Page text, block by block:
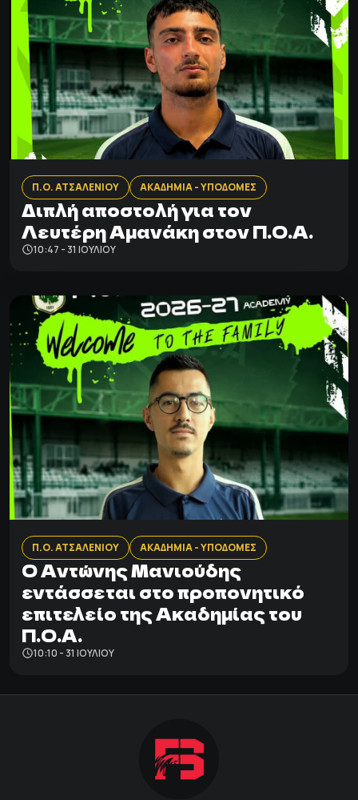
Π.Ο. ΑΤΣΑΛΕΝΙΟΥ ΑΚΑΔΗΜΙΑ - ΥΠΟΔΟΜΕΣ
Διπλή αποστολή για τον
Λευτέρη Αμανάκη στον Π.Ο.Α.
10:47 - 31 ΙΟΥΛΊΟΥ
Π.Ο. ΑΤΣΑΛΕΝΙΟΥ ΑΚΑΔΗΜΙΑ - ΥΠΟΔΟΜΕΣ
Ο Αντώνης Μανιούδης
εντάσσεται στο προπονητικό
επιτελείο της Ακαδημίας του
Π.Ο.Α.
10:10 - 31 ΙΟΥΛΊΟΥ